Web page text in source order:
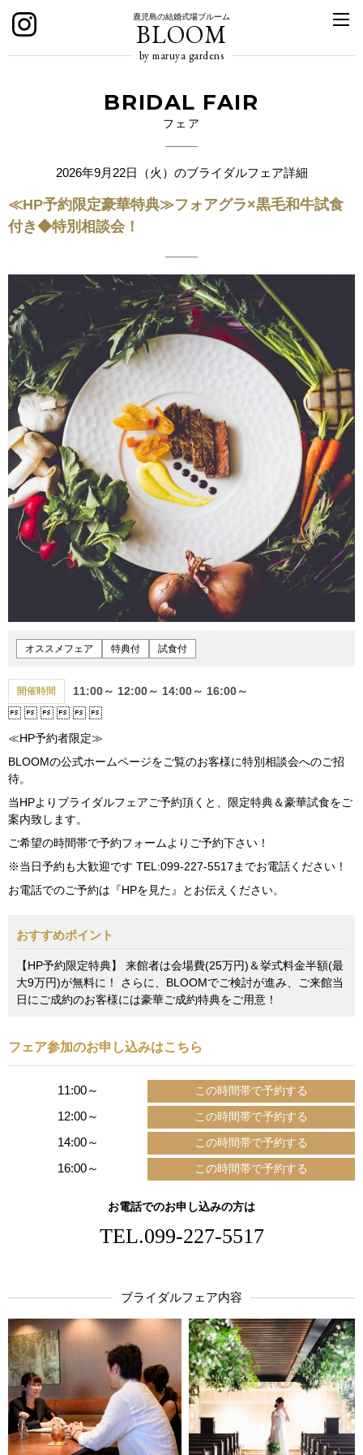
鹿児島の結婚式場ブルーム
BLOOM
by maruya gardens
BRIDAL FAIR
フェア
2026年9月22日（火）のブライダルフェア詳細
≪HP予約限定豪華特典≫フォアグラ×黒毛和牛試食
付き◆特別相談会！
オススメフェア 特典付 試食付
開催時間 11:00～ 12:00～ 14:00～ 16:00～
≪HP予約者限定≫
BLOOMの公式ホームページをご覧のお客様に特別相談会へのご招
待。
当HPよりブライダルフェアご予約頂くと、限定特典＆豪華試食をご
案内致します。
ご希望の時間帯で予約フォームよりご予約下さい！
※当日予約も大歓迎です TEL:099-227-5517までお電話ください！
お電話でのご予約は『HPを見た』とお伝えください。
おすすめポイント
【HP予約限定特典】 来館者は会場費(25万円)＆挙式料金半額(最
大9万円)が無料に！ さらに、BLOOMでご検討が進み、ご来館当
日にご成約のお客様には豪華ご成約特典をご用意！
フェア参加のお申し込みはこちら
11:00～
12:00～
14:00～
16:00～
お電話でのお申し込みの方は
TEL.099-227-5517
ブライダルフェア内容